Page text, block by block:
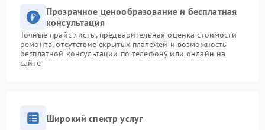
Прозрачное ценообразование и бесплатная
консультация
Точные прайс-листы, предварительная оценка стоимости
ремонта, отсутствие скрытых платежей и возможность
бесплатной консультации по телефону или онлайн на
сайте
Широкий спектр услуг